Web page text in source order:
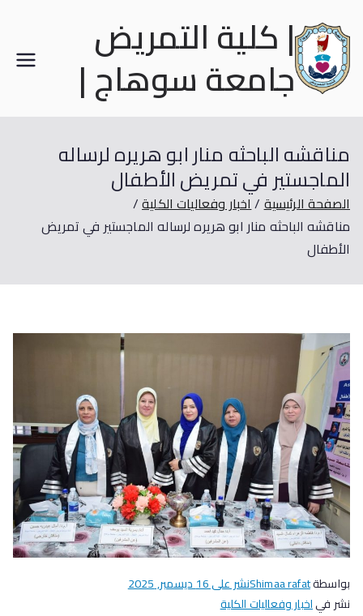
| كلية التمريض
جامعة سوهاج |
مناقشه الباحثه منار ابو هريره لرساله
الماجستير في تمريض الأطفال
الصفحة الرئيسية اخبار وفعاليات الكلية
مناقشه الباحثه منار ابو هريره لرساله الماجستير في تمريض
الأطفال
بواسطةShimaa rafatنشر على16 ديسمبر, 2025
نشر فياخبار وفعاليات الكلية